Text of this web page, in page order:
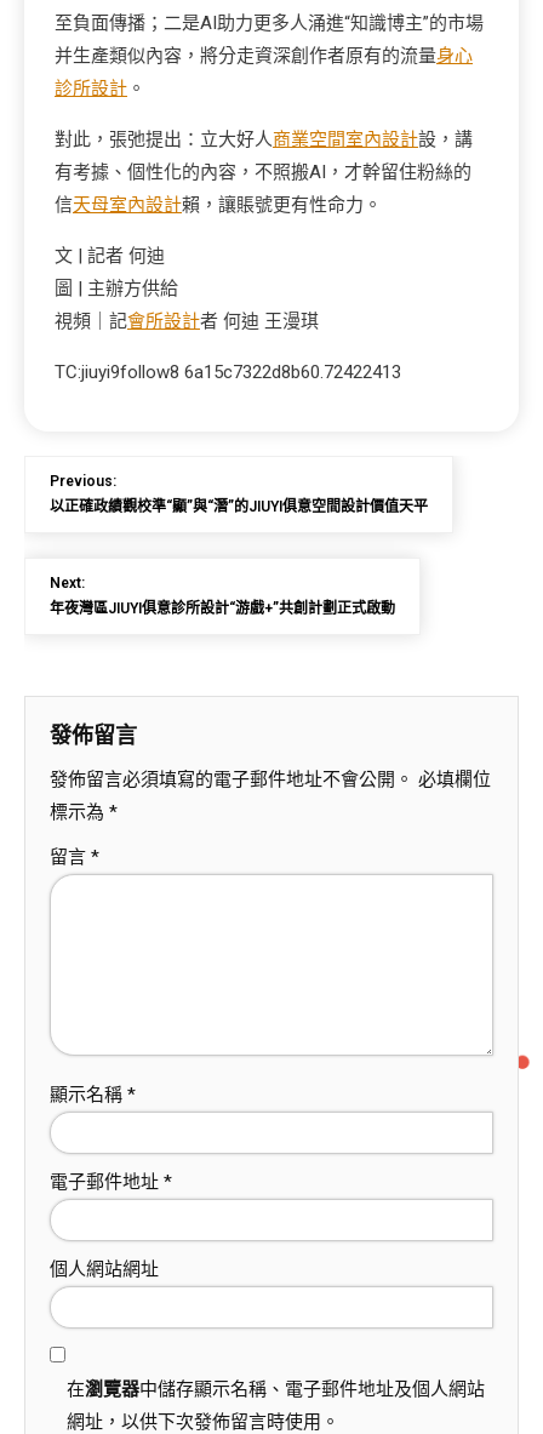
至負面傳播；二是AI助力更多人涌進“知識博主”的市場
并生產類似內容，將分走資深創作者原有的流量身心
診所設計 。
對此，張弛提出：立大好人商業空間室內設計設，講
有考據、個性化的內容，不照搬AI，才幹留住粉絲的
信天母室內設計賴，讓賬號更有性命力。
文 | 記者 何迪
圖 | 主辦方供給
視頻｜記會所設計者 何迪 王漫琪
TC:jiuyi9follow8 6a15c7322d8b60.72422413
Previous:
以正確政績觀校準“顯”與“潛”的JIUYI俱意空間設計價值天平
Next:
年夜灣區JIUYI俱意診所設計“游戲+”共創計劃正式啟動
發佈留言
發佈留言必須填寫的電子郵件地址不會公開。 必填欄位
標示為 *
留言 *
顯示名稱 *
電子郵件地址 *
個人網站網址
在瀏覽器中儲存顯示名稱、電子郵件地址及個人網站
網址，以供下次發佈留言時使用。